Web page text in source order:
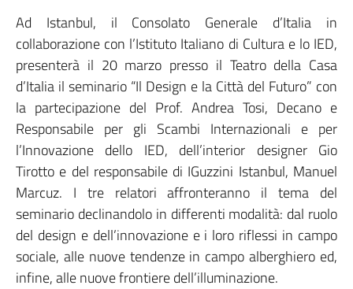
Ad Istanbul, il Consolato Generale d’Italia in
collaborazione con l’Istituto Italiano di Cultura e lo IED,
presenterà il 20 marzo presso il Teatro della Casa
d’Italia il seminario “Il Design e la Città del Futuro” con
la partecipazione del Prof. Andrea Tosi, Decano e
Responsabile per gli Scambi Internazionali e per
l’Innovazione dello IED, dell’interior designer Gio
Tirotto e del responsabile di IGuzzini Istanbul, Manuel
Marcuz. I tre relatori affronteranno il tema del
seminario declinandolo in differenti modalità: dal ruolo
del design e dell’innovazione e i loro riflessi in campo
sociale, alle nuove tendenze in campo alberghiero ed,
infine, alle nuove frontiere dell’illuminazione.